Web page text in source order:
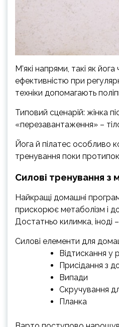
М’які напрями, такі як
ефективністю при
техніки допомагають
Типовий сценарій: жінка
«перезавантаження» –
Йога й пілатес особливо
тренування поки
Силові тренування з
Найкращі домашні
прискорює метаболізм і
Достатньо килимка, іноді
Силові елементи для
Відтискання у
Присідання з
Випади
Скручування
Планка